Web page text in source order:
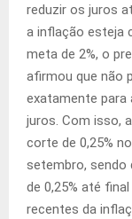
reduzir os juros
a inflação esteja
meta de 2%, o
afirmou que não
exatamente para
juros. Com isso,
corte de 0,25%
setembro, sendo
de 0,25% até
recentes da